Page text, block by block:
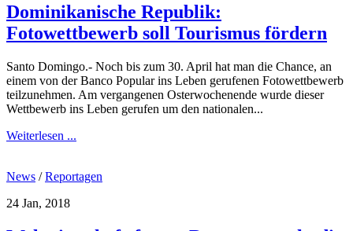
Dominikanische Republik:
Fotowettbewerb soll Tourismus fördern
Santo Domingo.- Noch bis zum 30. April hat man die Chance, an
einem von der Banco Popular ins Leben gerufenen Fotowettbewerb
teilzunehmen. Am vergangenen Osterwochenende wurde dieser
Wettbewerb ins Leben gerufen um den nationalen...
Weiterlesen ...
News /Reportagen
24 Jan, 2018